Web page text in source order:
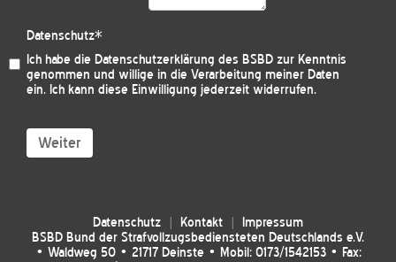
Datenschutz*
Ich habe die Datenschutzerklärung des BSBD zur Kenntnis
genommen und willige in die Verarbeitung meiner Daten
ein. Ich kann diese Einwilligung jederzeit widerrufen.
Weiter
Datenschutz Kontakt
Impressum
BSBD Bund der Strafvollzugsbediensteten Deutschlands e.V.
• Waldweg 50 • 21717 Deinste • Mobil: 0173/1542153 • Fax: